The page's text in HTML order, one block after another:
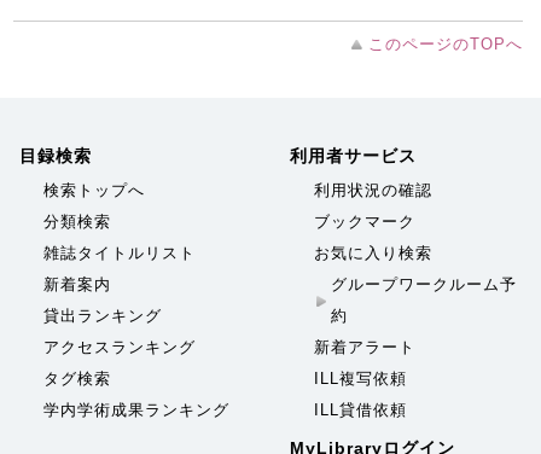
このページのTOPへ
目録検索
検索トップへ
分類検索
雑誌タイトルリスト
新着案内
貸出ランキング
アクセスランキング
タグ検索
学内学術成果ランキング
利用者サービス
利用状況の確認
ブックマーク
お気に入り検索
グループワークルーム予
約
新着アラート
ILL複写依頼
ILL貸借依頼
MyLibraryログイン